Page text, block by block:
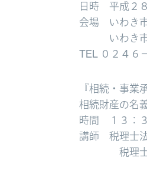
日時 平成２
会場 いわき市
いわき市
TEL ０２４６
『相続・事業
相続財産の名
時間 １３：
講師 税理士
税理士・